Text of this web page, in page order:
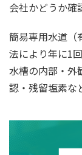
会社かどうか確
簡易専用水道（
法により年に1
水槽の内部・外
認・残留塩素な